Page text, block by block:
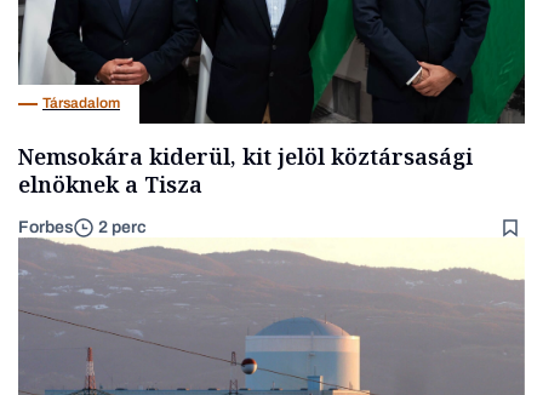
Társadalom
Nemsokára kiderül, kit jelöl köztársasági
elnöknek a Tisza
Forbes 2 perc